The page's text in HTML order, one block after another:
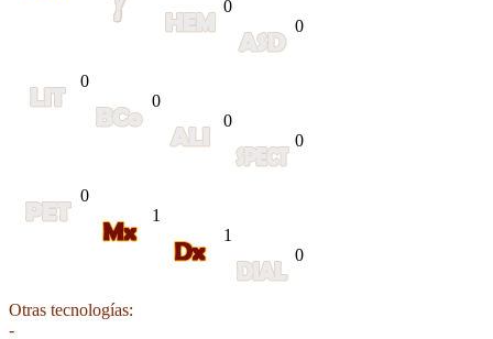
0
0
0
0
0
0
0
1
1
0
Otras tecnologías:
-